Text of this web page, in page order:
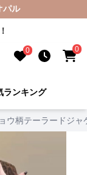
パル
0 0
ランキング
ウ柄テーラードジャ